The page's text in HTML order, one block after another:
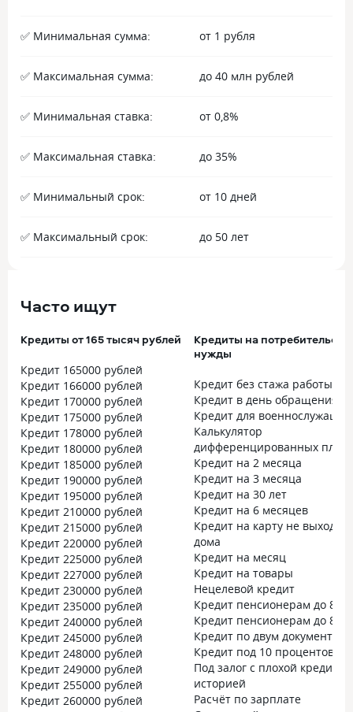
✅ Минимальная сумма: от 1 рубля
✅ Максимальная сумма: до 40 млн рублей
✅ Минимальная ставка: от 0,8%
✅ Максимальная ставка: до 35%
✅ Минимальный срок: от 10 дней
✅ Максимальный срок: до 50 лет
Часто ищут
Кредиты от 165 тысяч рублей
Кредит 165000 рублей
Кредит 166000 рублей
Кредит 170000 рублей
Кредит 175000 рублей
Кредит 178000 рублей
Кредит 180000 рублей
Кредит 185000 рублей
Кредит 190000 рублей
Кредит 195000 рублей
Кредит 210000 рублей
Кредит 215000 рублей
Кредит 220000 рублей
Кредит 225000 рублей
Кредит 227000 рублей
Кредит 230000 рублей
Кредит 235000 рублей
Кредит 240000 рублей
Кредит 245000 рублей
Кредит 248000 рублей
Кредит 249000 рублей
Кредит 255000 рублей
Кредит 260000 рублей
Кредиты на
нужды
Кредит без стажа работы
Кредит в день обращения
Кредит для военнослужащих
Калькулятор
дифференцированных
Кредит на 2 месяца
Кредит на 3 месяца
Кредит на 30 лет
Кредит на 6 месяцев
Кредит на карту не выходя
дома
Кредит на месяц
Кредит на товары
Нецелевой кредит
Кредит пенсионерам до 80
Кредит пенсионерам до 85
Кредит по двум документам
Кредит под 10 процентов
Под залог с плохой
историей
Расчёт по зарплате